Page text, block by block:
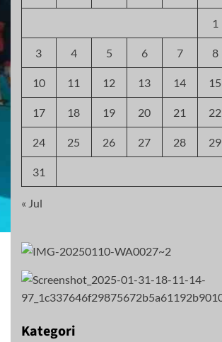
1
3 4 5 6 7 8
10 11 12 13 14 15
17 18 19 20 21 22
24 25 26 27 28 29
31
« Jul
Kategori